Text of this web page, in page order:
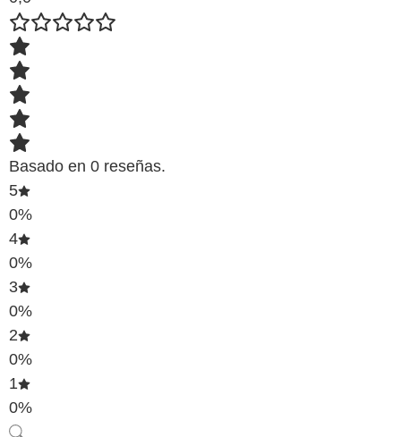
Basado en 0 reseñas.
5
0%
4
0%
3
0%
2
0%
1
0%